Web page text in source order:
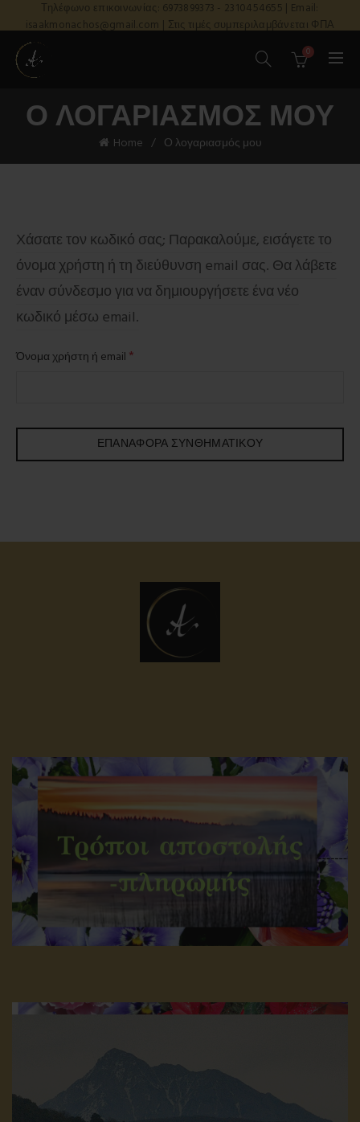
Τηλέφωνο επικοινωνίας: 6973899373 - 2310454655 | Email:
isaakmonachos@gmail.com | Στις τιμές συμπεριλαμβάνεται ΦΠΑ
0
Ο ΛΟΓΑΡΙΑΣΜΌΣ ΜΟΥ
Home Ο λογαριασμός μου
Χάσατε τον κωδικό σας; Παρακαλούμε, εισάγετε το
όνομα χρήστη ή τη διεύθυνση email σας. Θα λάβετε
έναν σύνδεσμο για να δημιουργήσετε ένα νέο
κωδικό μέσω email.
Όνομα χρήστη ή email *
ΕΠΑΝΑΦΟΡΆ ΣΥΝΘΗΜΑΤΙΚΟΎ